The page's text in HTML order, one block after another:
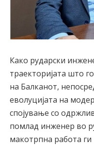
Како рударски
траекторијата што
на Балканот,
еволуцијата на
спојување со
помлад инженер во
макотрпна работа